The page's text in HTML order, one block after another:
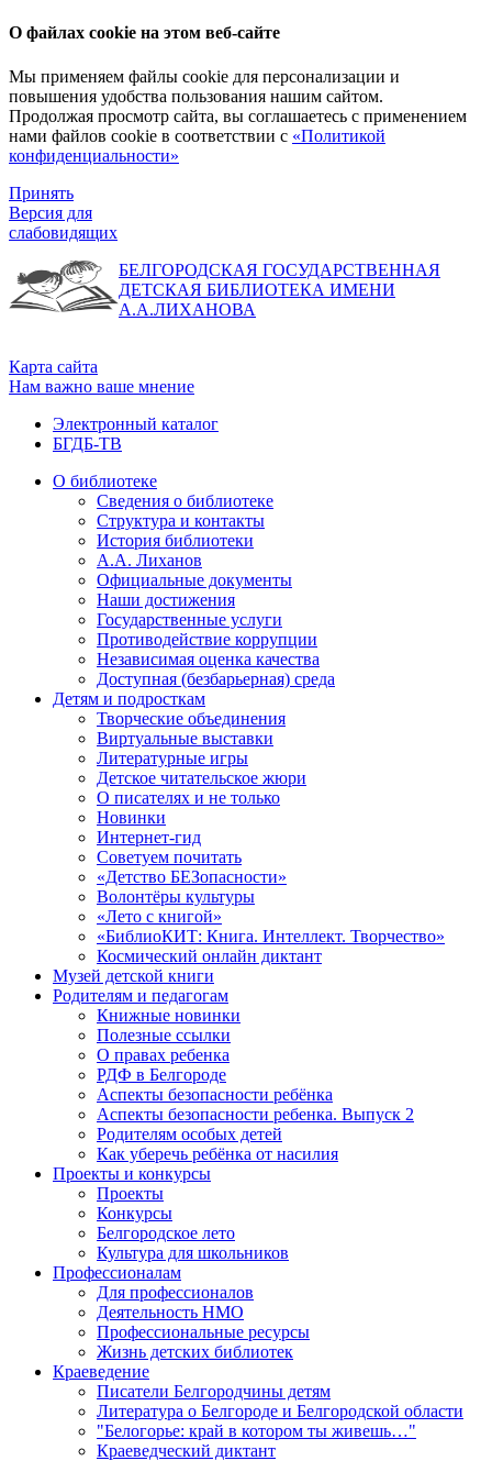
О файлах cookie на этом веб-сайте
Мы применяем файлы cookie для персонализации и
повышения удобства пользования нашим сайтом.
Продолжая просмотр сайта, вы соглашаетесь с применением
нами файлов cookie в соответствии с «Политикой
конфиденциальности»
Принять
Версия для
слабовидящих
БЕЛГОРОДСКАЯ ГОСУДАРСТВЕННАЯ
ДЕТСКАЯ БИБЛИОТЕКА ИМЕНИ
А.А.ЛИХАНОВА
Карта сайта
Нам важно ваше мнение
Электронный каталог
БГДБ-ТВ
О библиотеке
Сведения о библиотеке
Структура и контакты
История библиотеки
А.А. Лиханов
Официальные документы
Наши достижения
Государственные услуги
Противодействие коррупции
Независимая оценка качества
Доступная (безбарьерная) среда
Детям и подросткам
Творческие объединения
Виртуальные выставки
Литературные игры
Детское читательское жюри
О писателях и не только
Новинки
Интернет-гид
Советуем почитать
«Детство БЕЗопасности»
Волонтёры культуры
«Лето с книгой»
«БиблиоКИТ: Книга. Интеллект. Творчество»
Космический онлайн диктант
Музей детской книги
Родителям и педагогам
Книжные новинки
Полезные ссылки
О правах ребенка
РДФ в Белгороде
Аспекты безопасности ребёнка
Аспекты безопасности ребенка. Выпуск 2
Родителям особых детей
Как уберечь ребёнка от насилия
Проекты и конкурсы
Проекты
Конкурсы
Белгородское лето
Культура для школьников
Профессионалам
Для профессионалов
Деятельность НМО
Профессиональные ресурсы
Жизнь детских библиотек
Краеведение
Писатели Белгородчины детям
Литература о Белгороде и Белгородской области
"Белогорье: край в котором ты живешь…"
Краеведческий диктант